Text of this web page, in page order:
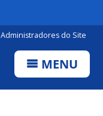
Administradores do Site
MENU